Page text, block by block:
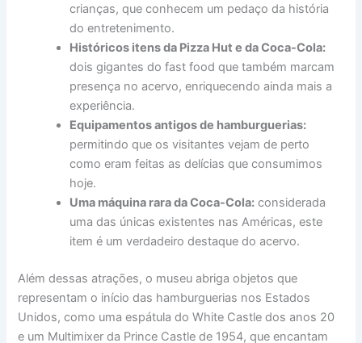
crianças, que conhecem um pedaço da história
do entretenimento.
Históricos itens da Pizza Hut e da Coca-Cola:
dois gigantes do fast food que também marcam
presença no acervo, enriquecendo ainda mais a
experiência.
Equipamentos antigos de hamburguerias:
permitindo que os visitantes vejam de perto
como eram feitas as delícias que consumimos
hoje.
Uma máquina rara da Coca-Cola: considerada
uma das únicas existentes nas Américas, este
item é um verdadeiro destaque do acervo.
Além dessas atrações, o museu abriga objetos que
representam o início das hamburguerias nos Estados
Unidos, como uma espátula do White Castle dos anos 20
e um Multimixer da Prince Castle de 1954, que encantam